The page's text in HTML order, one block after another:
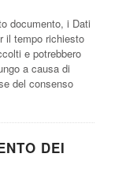
documento, i Dati
il tempo richiesto
e potrebbero
a causa di
del consenso
DEI